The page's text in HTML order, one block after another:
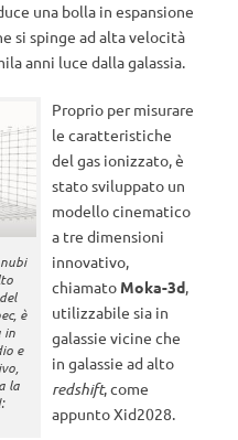
una bolla in espansione
si spinge ad alta velocità
anni luce dalla galassia.
è
in
e
la
Proprio per misurare
le caratteristiche
del gas ionizzato, è
stato sviluppato un
modello cinematico
a tre dimensioni
innovativo,
chiamato Moka-3d,
utilizzabile sia in
galassie vicine che
in galassie ad alto
redshift, come
appunto Xid2028.